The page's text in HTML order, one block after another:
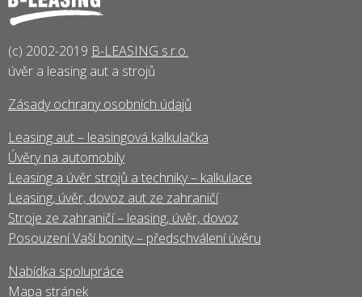
(c) 2002-2019 B-LEASING s.r.o.
úvěr a leasing aut a strojů
Zásady ochrany osobních údajů
Leasing aut – leasingová kalkulačka
Úvěry na automobily
Leasing a úvěr strojů a techniky – kalkulace
Leasing, úvěr, dovoz aut ze zahraničí
Stroje ze zahraničí – leasing, úvěr, dovoz
Posouzení Vaší bonity – předschválení úvěru
Nabídka spolupráce
Mapa stránek